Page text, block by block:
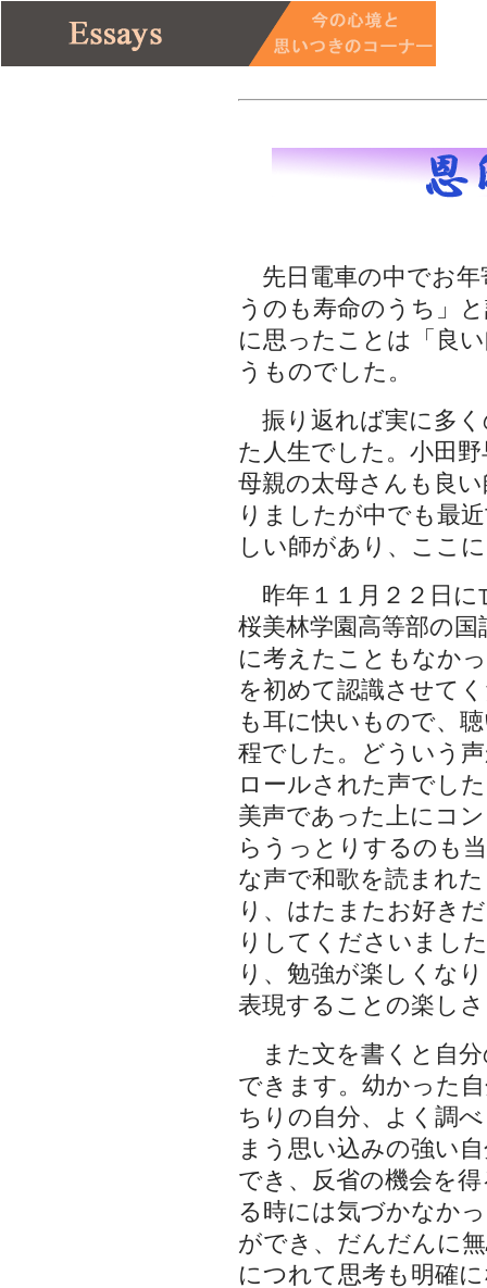
先日電車の中でお年
うのも寿命のうち」
に思ったことは「良
うものでした。
振り返れば実に多く
た人生でした。小田
母親の太母さんも良
りましたが中でも最
しい師があり、ここ
昨年１１月２２日に
桜美林学園高等部の
に考えたこともなか
を初めて認識させて
も耳に快いもので、
程でした。どういう
ロールされた声でし
美声であった上にコ
らうっとりするのも
な声で和歌を読まれ
り、はたまたお好き
りしてくださいまし
り、勉強が楽しくな
表現することの楽し
また文を書くと自分
できます。幼かった
ちりの自分、よく調
まう思い込みの強い
でき、反省の機会を
る時には気づかなか
ができ、だんだんに
につれて思考も明確